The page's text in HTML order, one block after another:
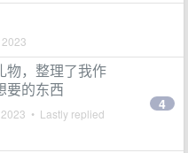
物，整理了我作
要的东西
• Lastly replied
4